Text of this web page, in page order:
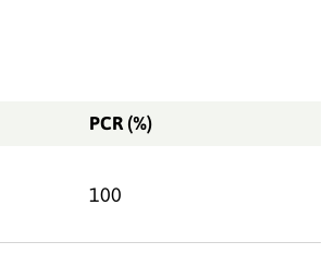
PCR (%)
100